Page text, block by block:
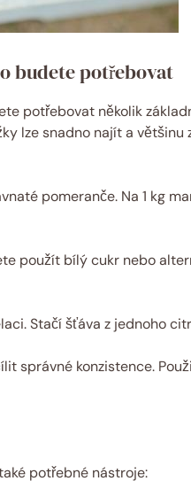
budete potřebovat
potřebovat několik
lze snadno najít a většinu
pomeranče. Na 1 kg
použít bílý cukr nebo
Stačí šťáva z jednoho
správné konzistence.
potřebné nástroje: